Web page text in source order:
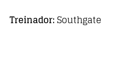
Treinador:Southgate